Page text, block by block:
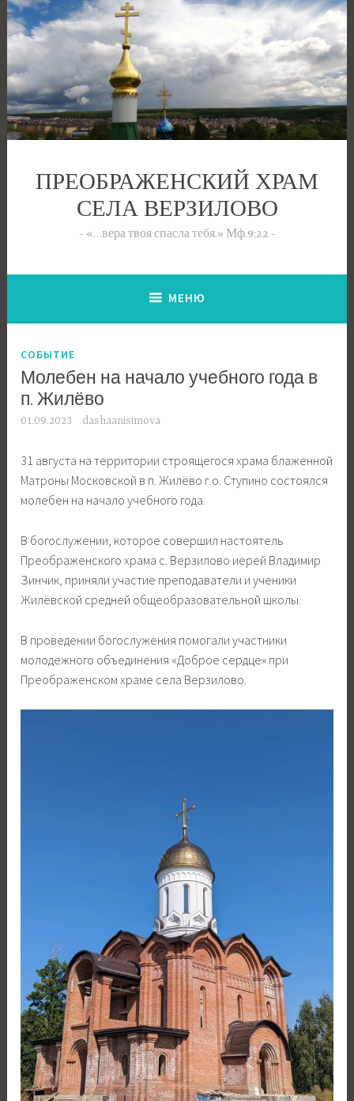
Перейти
к
содержимому
ПРЕОБРАЖЕНСКИЙ ХРАМ
СЕЛА ВЕРЗИЛОВО
«…вера твоя спасла тебя.» Мф.9:22
МЕНЮ
СОБЫТИЕ
Молебен на начало учебного года в
п. Жилёво
01.09.2023 dashaanisimova
31 августа на территории строящегося храма блаженной
Матроны Московской в п. Жилёво г.о. Ступино состоялся
молебен на начало учебного года.
В богослужении, которое совершил настоятель
Преображенского храма с. Верзилово иерей Владимир
Зинчик, приняли участие преподаватели и ученики
Жилёвской средней общеобразовательной школы.
В проведении богослужения помогали участники
молодежного объединения «Доброе сердце» при
Преображенском храме села Верзилово.